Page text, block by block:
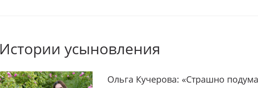
Истории усыновления
Ольга Кучерова: «Страшно